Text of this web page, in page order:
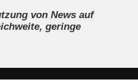
von News auf
geringe